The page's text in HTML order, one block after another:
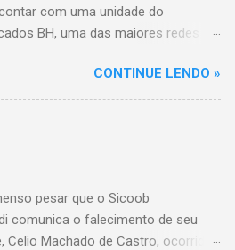
com uma unidade do
BH, uma das maiores redes do
da rede Bretas por R$ 716
anunciado na última sexta-
455, no bairro Santo Antônio. Com
existe a possibilidade de que essa
CONTINUE LENDO »
pesar que o Sicoob
comunica o falecimento de seu
Celio Machado de Castro, ocorrido